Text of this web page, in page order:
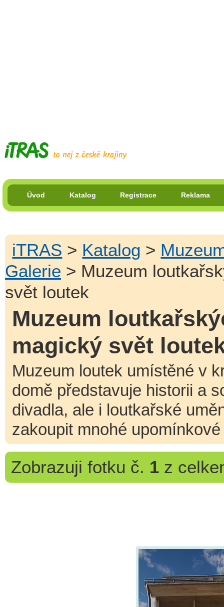
Úvod Katalog Registrace Reklama
iTRAS > Katalog >
Galerie > Muzeum
svět loutek
Muzeum
magický svět
Muzeum loutek umístěné v
domě představuje historii a
divadla, ale i loutkařské
zakoupit mnohé
Zobrazuji fotku č. 1z